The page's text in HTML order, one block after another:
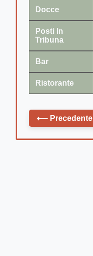
Docce
Posti In
Tribuna
Bar
Ristorante
⟵ Precedente